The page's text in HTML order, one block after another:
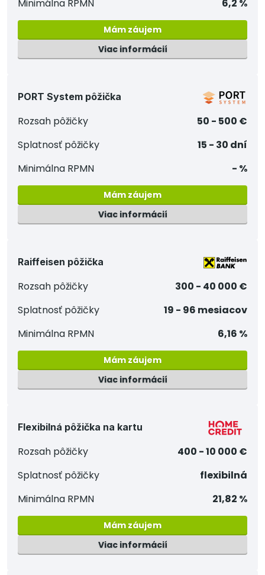
Minimálna RPMN 6,2 %
Mám záujem
Viac informácií
PORT System pôžička
Rozsah pôžičky
50 - 500 €
Splatnosť pôžičky
15 - 30 dní
Minimálna RPMN
- %
Mám záujem
Viac informácií
Raiffeisen pôžička
Rozsah pôžičky
300 - 40 000 €
Splatnosť pôžičky
19 - 96 mesiacov
Minimálna RPMN
6,16 %
Mám záujem
Viac informácií
Flexibilná pôžička na kartu
Rozsah pôžičky
400 - 10 000 €
Splatnosť pôžičky
flexibilná
Minimálna RPMN
21,82 %
Mám záujem
Viac informácií